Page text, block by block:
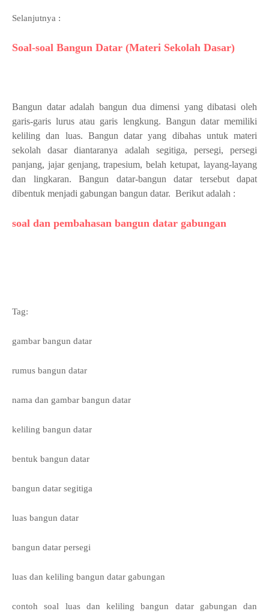
Selanjutnya :
Soal-soal Bangun Datar (Materi Sekolah Dasar)
Bangun datar adalah bangun dua dimensi yang dibatasi oleh
garis-garis lurus atau garis lengkung. Bangun datar memiliki
keliling dan luas. Bangun datar yang dibahas untuk materi
sekolah dasar diantaranya adalah segitiga, persegi, persegi
panjang, jajar genjang, trapesium, belah ketupat, layang-layang
dan lingkaran. Bangun datar-bangun datar tersebut dapat
dibentuk menjadi gabungan bangun datar. Berikut adalah :
soal dan pembahasan bangun datar gabungan
Tag:
gambar bangun datar
rumus bangun datar
nama dan gambar bangun datar
keliling bangun datar
bentuk bangun datar
bangun datar segitiga
luas bangun datar
bangun datar persegi
luas dan keliling bangun datar gabungan
contoh soal luas dan keliling bangun datar gabungan dan